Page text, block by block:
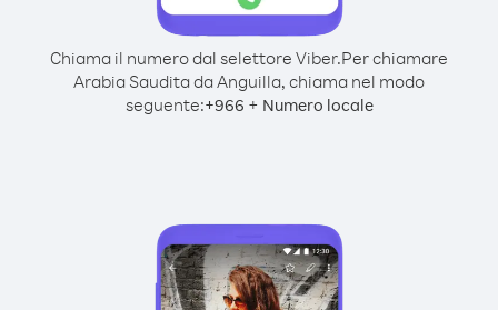
Chiama il numero dal selettore Viber.Per chiamare
Arabia Saudita da Anguilla, chiama nel modo
seguente:+966 + Numero locale